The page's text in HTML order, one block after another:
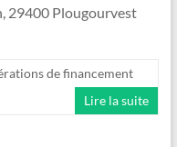
29400 Plougourvest
de financement
Lire la suite